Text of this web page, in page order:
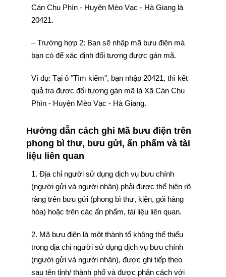
Cán Chu Phìn - Huyện Mèo Vạc - Hà Giang là
20421.
– Trường hợp 2: Bạn sẽ nhập mã bưu điện mà
bạn có để xác định đối tượng được gán mã.
Ví dụ: Tại ô "Tìm kiếm", bạn nhập 20421, thì kết
quả tra được đối tượng gán mã là Xã Cán Chu
Phìn - Huyện Mèo Vạc - Hà Giang.
Hướng dẫn cách ghi Mã bưu điện trên
phong bì thư, bưu gửi, ấn phẩm và tài
liệu liên quan
1. Địa chỉ người sử dụng dịch vụ bưu chính
(người gửi và người nhận) phải được thể hiện rõ
ràng trên bưu gửi (phong bì thư, kiện, gói hàng
hóa) hoặc trên các ấn phẩm, tài liệu liên quan.
2. Mã bưu điện là một thành tố không thể thiếu
trong địa chỉ người sử dụng dịch vụ bưu chính
(người gửi và người nhận), được ghi tiếp theo
sau tên tỉnh/ thành phố và được phân cách với